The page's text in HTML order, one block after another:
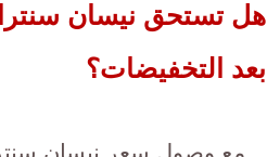
بعد التخفيضات؟